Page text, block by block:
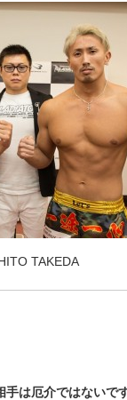
TAKEDA
は厄介ではないです